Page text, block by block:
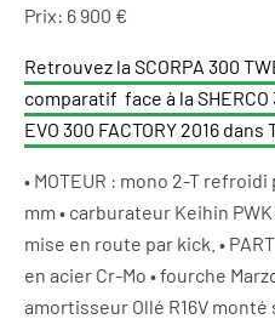
Prix: 6 900 €
Retrouvez la SCORPA 300
comparatif face à la SHERCO
EVO 300 FACTORY 2016 dans
• MOTEUR : mono 2-T refroidi
mm • carburateur Keihin
mise en route par kick. •
en acier Cr-Mo • fourche
amortisseur Ollé R16V monté